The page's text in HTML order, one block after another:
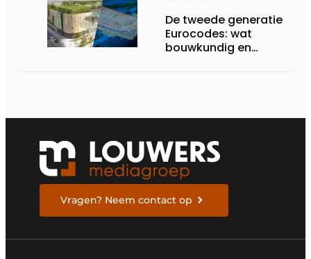
De tweede generatie
Eurocodes: wat
bouwkundig en
Vragen? Neem contact op